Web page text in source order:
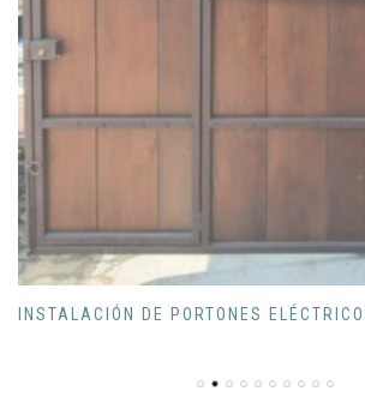
INSTALACIÓN DE PORTONES